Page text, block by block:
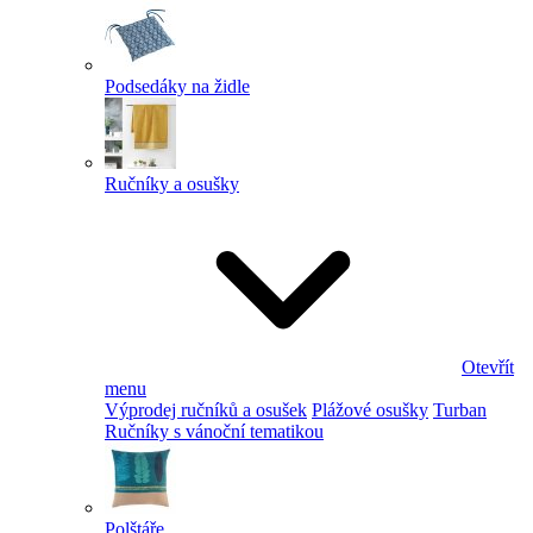
Podsedáky na židle
Ručníky a osušky
Otevřít
menu
Výprodej ručníků a osušek Plážové osušky Turban
Ručníky s vánoční tematikou
Polštáře